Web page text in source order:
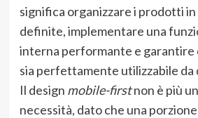
significa organizzare i prodotti
definite, implementare una
interna performante e garantire
sia perfettamente utilizzabile da
Il design mobile-firstnon è più
necessità, dato che una